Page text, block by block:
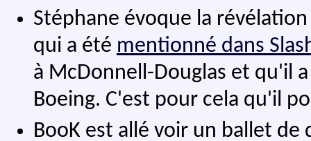
Stéphane évoque la
qui a été mentionné dans
à McDonnell-Douglas et qu'il
Boeing. C'est pour cela qu'il
BooK est allé voir un ballet de